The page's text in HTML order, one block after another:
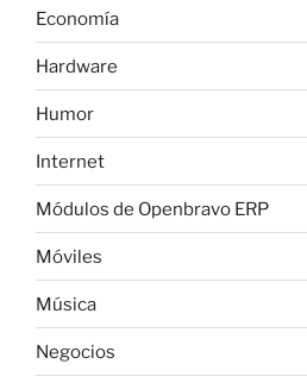
Economía
Hardware
Humor
Internet
Módulos de Openbravo ERP
Móviles
Música
Negocios